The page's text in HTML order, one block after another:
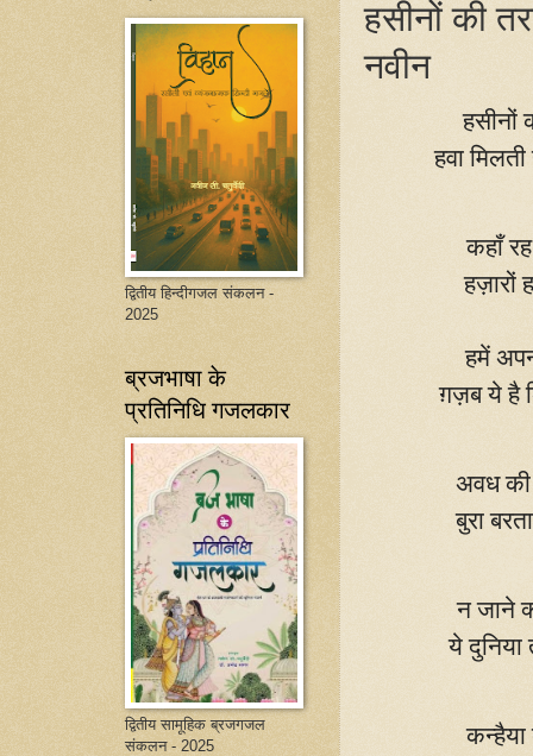
हसीनों की
नवीन
हवा
कहाँ
हज़ारों
हमें
ग़ज़ब ये है
अवध
बुरा
न जाने
ये
कन्हैया
द्वितीय हिन्दीगजल संकलन -
2025
ब्रजभाषा के
प्रतिनिधि गजलकार
द्वितीय सामूहिक ब्रजगजल
संकलन - 2025